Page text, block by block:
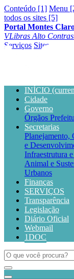
Conteúdo [1] Menu
todos os sites [5]
Portal Montes
VLibras Alto
Serviços Sites
INÍCIO
Cidade
Governo
Órgãos
Secretarias
Planejamento,
e
Infraestrutura
Animal e
Urbanos
Finanças
SERVIÇOS
Transparência
Legislação
Diário Oficial
Webmail
1DOC